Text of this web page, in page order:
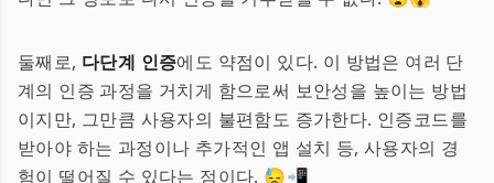
둘째로, 다단계 인증에도 약점이 있다. 이 방법은 여러 단
계의 인증 과정을 거치게 함으로써 보안성을 높이는 방법
이지만, 그만큼 사용자의 불편함도 증가한다. 인증코드를
받아야 하는 과정이나 추가적인 앱 설치 등, 사용자의 경
험이 떨어질 수 있다는 점이다. 😓📲